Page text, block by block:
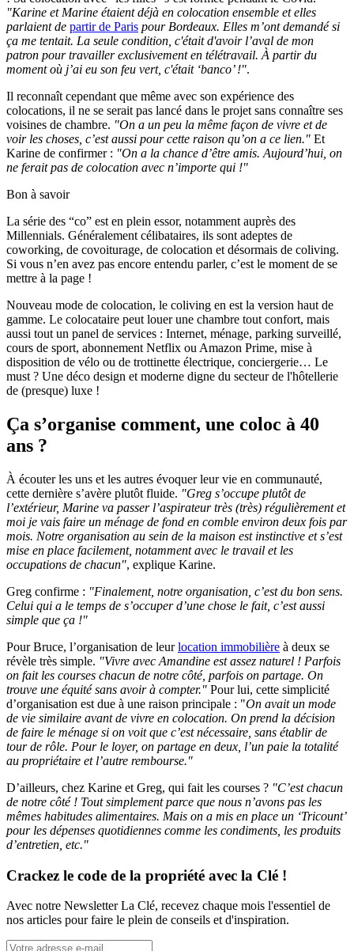
"Karine et Marine étaient déjà en colocation ensemble et elles
parlaient de partir de Paris pour Bordeaux. Elles m’ont demandé si
ça me tentait. La seule condition, c'était d'avoir l’aval de mon
patron pour travailler exclusivement en télétravail. À partir du
moment où j’ai eu son feu vert, c'était ‘banco’ !".
Il reconnaît cependant que même avec son expérience des
colocations, il ne se serait pas lancé dans le projet sans connaître ses
voisines de chambre. "On a un peu la même façon de vivre et de
voir les choses, c’est aussi pour cette raison qu’on a ce lien." Et
Karine de confirmer : "On a la chance d’être amis. Aujourd’hui, on
ne ferait pas de colocation avec n’importe qui !"
Bon à savoir
La série des “co” est en plein essor, notamment auprès des
Millennials. Généralement célibataires, ils sont adeptes de
coworking, de covoiturage, de colocation et désormais de coliving.
Si vous n’en avez pas encore entendu parler, c’est le moment de se
mettre à la page !
Nouveau mode de colocation, le coliving en est la version haut de
gamme. Le colocataire peut louer une chambre tout confort, mais
aussi tout un panel de services : Internet, ménage, parking surveillé,
cours de sport, abonnement Netflix ou Amazon Prime, mise à
disposition de vélo ou de trottinette électrique, conciergerie… Le
must ? Une déco design et moderne digne du secteur de l'hôtellerie
de (presque) luxe !
Ça s’organise comment, une coloc à 40
ans ?
À écouter les uns et les autres évoquer leur vie en communauté,
cette dernière s’avère plutôt fluide. "Greg s’occupe plutôt de
l’extérieur, Marine va passer l’aspirateur très (très) régulièrement et
moi je vais faire un ménage de fond en comble environ deux fois par
mois. Notre organisation au sein de la maison est instinctive et s’est
mise en place facilement, notamment avec le travail et les
occupations de chacun", explique Karine.
Greg confirme : "Finalement, notre organisation, c’est du bon sens.
Celui qui a le temps de s’occuper d’une chose le fait, c’est aussi
simple que ça !"
Pour Bruce, l’organisation de leurlocation immobilière à deux se
révèle très simple. "Vivre avec Amandine est assez naturel ! Parfois
on fait les courses chacun de notre côté, parfois on partage. On
trouve une équité sans avoir à compter." Pour lui, cette simplicité
d’organisation est due à une raison principale : "On avait un mode
de vie similaire avant de vivre en colocation. On prend la décision
de faire le ménage si on voit que c’est nécessaire, sans établir de
tour de rôle. Pour le loyer, on partage en deux, l’un paie la totalité
au propriétaire et l’autre rembourse."
D’ailleurs, chez Karine et Greg, qui fait les courses ? "C’est chacun
de notre côté ! Tout simplement parce que nous n’avons pas les
mêmes habitudes alimentaires. Mais on a mis en place un ‘Tricount’
pour les dépenses quotidiennes comme les condiments, les produits
d’entretien, etc."
Crackez le code de la propriété avec la Clé !
Avec notre Newsletter La Clé, recevez chaque mois l'essentiel de
nos articles pour faire le plein de conseils et d'inspiration.